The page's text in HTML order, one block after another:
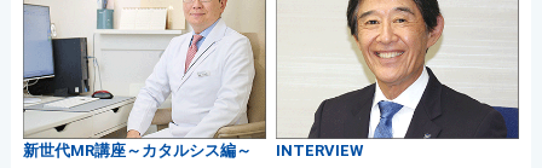
新世代MR講座～カタルシス編～ INTERVIEW